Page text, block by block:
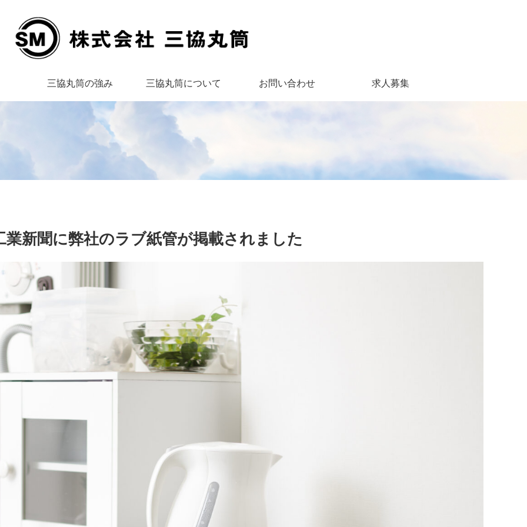
三協丸筒の強み 三協丸筒について お問い合わせ 求人募集
業新聞に弊社のラブ紙管が掲載されました